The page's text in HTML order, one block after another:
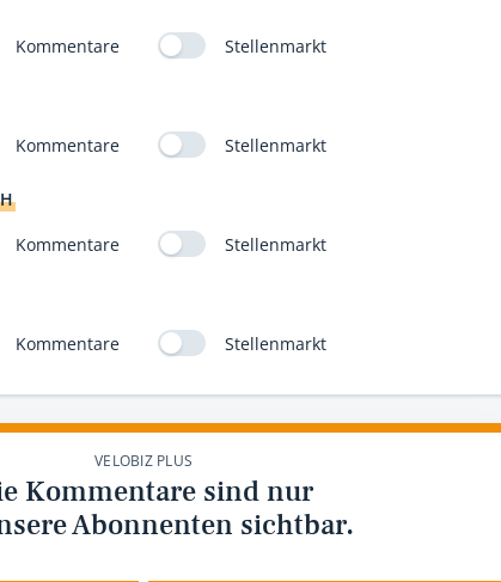
Kommentare Stellenmarkt
Kommentare Stellenmarkt
Kommentare Stellenmarkt
Kommentare Stellenmarkt
VELOBIZ PLUS
Kommentare sind nur
Abonnenten sichtbar.